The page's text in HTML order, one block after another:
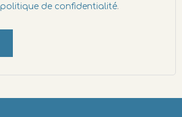
politique de confidentialité.